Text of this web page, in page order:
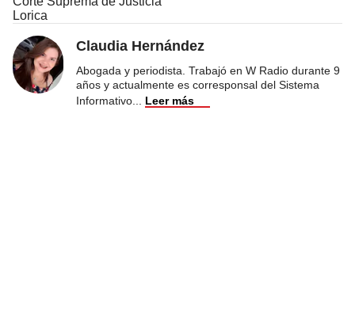
Lorica
Claudia Hernández
Abogada y periodista. Trabajó en W Radio durante 9
años y actualmente es corresponsal del Sistema
Informativo
Leer más